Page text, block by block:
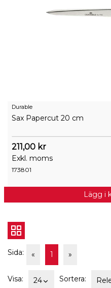
Durable
Sax Papercut 20 cm
211,00 kr
Exkl. moms
173801
Lägg i
Sida: « 1 »
Visa: 24 Sortera: